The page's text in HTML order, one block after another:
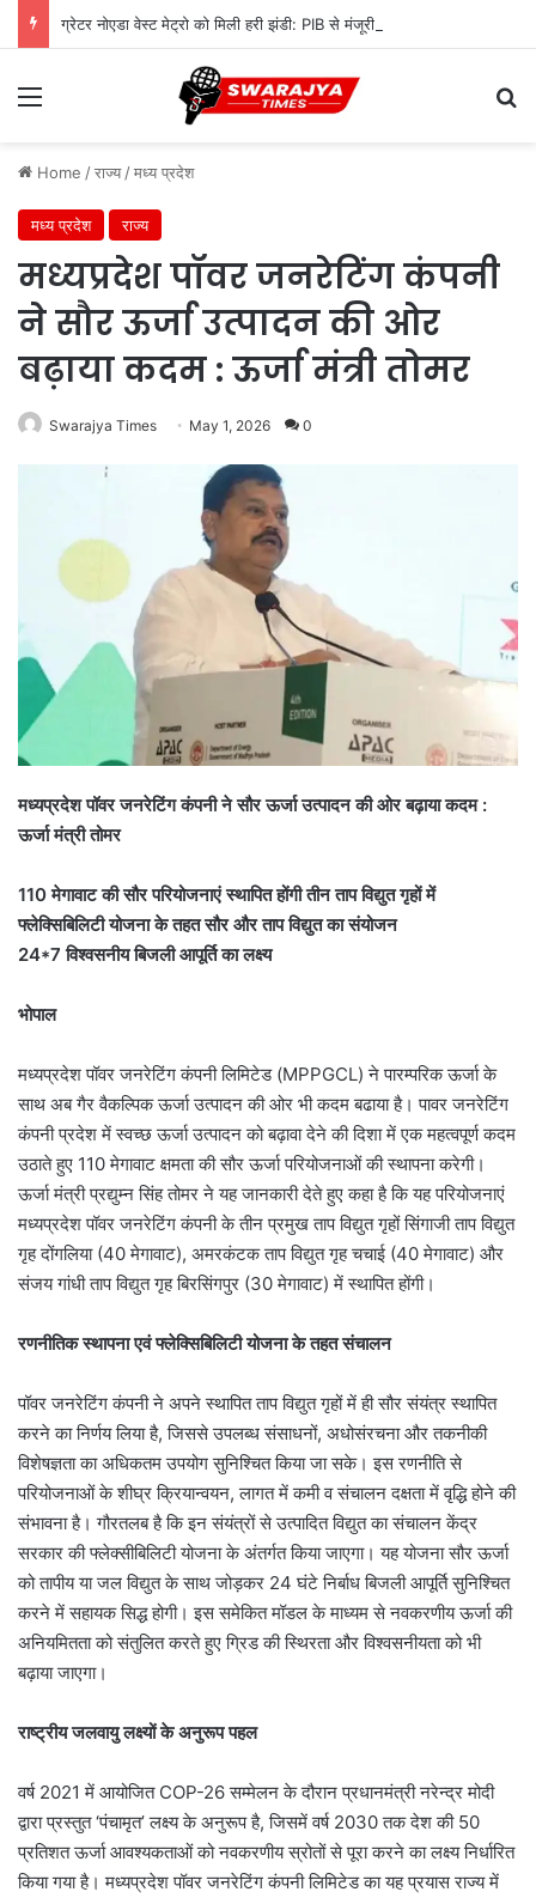
Menu
Home /राज्य /मध्य प्रदेश
मध्य प्रदेश राज्य
मध्यप्रदेश पॉवर जनरेटिंग कंपनी
ने सौर ऊर्जा उत्पादन की ओर
बढ़ाया कदम : ऊर्जा मंत्री तोमर
Swarajya Times May 1, 2026 0
मध्यप्रदेश पॉवर जनरेटिंग कंपनी ने सौर ऊर्जा उत्पादन की ओर बढ़ाया कदम :
ऊर्जा मंत्री तोमर
110 मेगावाट की सौर परियोजनाएं स्थापित होंगी तीन ताप विद्युत गृहों में
फ्लेक्सिबिलिटी योजना के तहत सौर और ताप विद्युत का संयोजन
24*7 विश्वसनीय बिजली आपूर्ति का लक्ष्य
भोपाल
मध्यप्रदेश पॉवर जनरेटिंग कंपनी लिमिटेड (MPPGCL) ने पारम्परिक ऊर्जा के
साथ अब गैर वैकल्प‍िक ऊर्जा उत्पादन की ओर भी कदम बढाया है। पावर जनरेटिंग
कंपनी प्रदेश में स्वच्छ ऊर्जा उत्पादन को बढ़ावा देने की दिशा में एक महत्वपूर्ण कदम
उठाते हुए 110 मेगावाट क्षमता की सौर ऊर्जा परियोजनाओं की स्थापना करेगी।
ऊर्जा मंत्री प्रद्युम्न सिंह तोमर ने यह जानकारी देते हुए कहा है कि यह परियोजनाएं
मध्यप्रदेश पॉवर जनरेटिंग कंपनी के तीन प्रमुख ताप विद्युत गृहों सिंगाजी ताप विद्युत
गृह दोंगलिया (40 मेगावाट), अमरकंटक ताप विद्युत गृह चचाई (40 मेगावाट) और
संजय गांधी ताप विद्युत गृह बिरसिंगपुर (30 मेगावाट) में स्थापित होंगी।
रणनीतिक स्थापना एवं फ्लेक्सिबिलिटी योजना के तहत संचालन
पॉवर जनरेटिंग कंपनी ने अपने स्थापित ताप विद्युत गृहों में ही सौर संयंत्र स्थापित
करने का निर्णय लिया है, जिससे उपलब्ध संसाधनों, अधोसंरचना और तकनीकी
विशेषज्ञता का अधिकतम उपयोग सुनिश्चित किया जा सके। इस रणनीति से
परियोजनाओं के शीघ्र क्रियान्वयन, लागत में कमी व संचालन दक्षता में वृद्धि होने की
संभावना है। गौरतलब है कि इन संयंत्रों से उत्पादित विद्युत का संचालन केंद्र
सरकार की फ्लेक्सीबिलिटी योजना के अंतर्गत किया जाएगा। यह योजना सौर ऊर्जा
को तापीय या जल विद्युत के साथ जोड़कर 24 घंटे निर्बाध बिजली आपूर्ति सुनिश्चित
करने में सहायक सिद्ध होगी। इस समेकित मॉडल के माध्यम से नवकरणीय ऊर्जा की
अनियमितता को संतुलित करते हुए ग्रिड की स्थिरता और विश्वसनीयता को भी
बढ़ाया जाएगा।
राष्ट्रीय जलवायु लक्ष्यों के अनुरूप पहल
वर्ष 2021 में आयोजित COP-26 सम्मेलन के दौरान प्रधानमंत्री नरेन्द्र मोदी
द्वारा प्रस्तुत ‘पंचामृत’ लक्ष्य के अनुरूप है, जिसमें वर्ष 2030 तक देश की 50
प्रतिशत ऊर्जा आवश्यकताओं को नवकरणीय स्रोतों से पूरा करने का लक्ष्य निर्धारित
किया गया है। मध्यप्रदेश पॉवर जनरेटिंग कंपनी लिमिटेड का यह प्रयास राज्य में